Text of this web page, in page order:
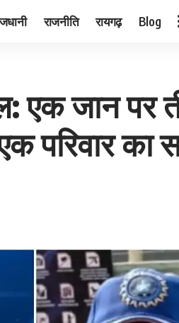
राजनीति रायगढ़ Blog
एक जान पर
परिवार का